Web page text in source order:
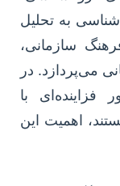
به تحلیل
سازمانی،
می‌پردازد. در
فزاینده‌ای با
اهمیت این